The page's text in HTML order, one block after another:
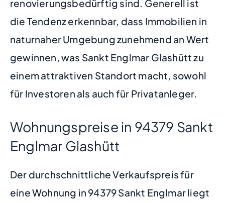
renovierungsbedürftig sind. Generell ist
die Tendenz erkennbar, dass Immobilien in
naturnaher Umgebung zunehmend an Wert
gewinnen, was Sankt Englmar Glashütt zu
einem attraktiven Standort macht, sowohl
für Investoren als auch für Privatanleger.
Wohnungspreise in 94379 Sankt
Englmar Glashütt
Der durchschnittliche Verkaufspreis für
eine Wohnung in 94379 Sankt Englmar liegt